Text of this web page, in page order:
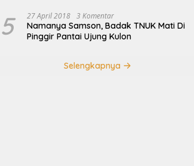
5 27 April 2018 3 Komentar
Namanya Samson, Badak TNUK Mati Di
Pinggir Pantai Ujung Kulon
Selengkapnya